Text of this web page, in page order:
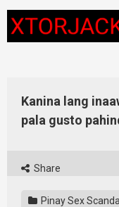
content
Kanina lang
pala gusto
Share
Pinay Sex Scandal